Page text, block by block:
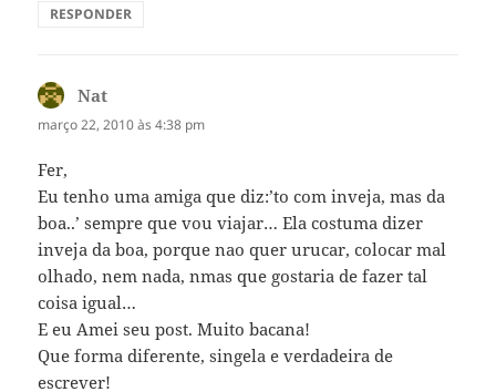
RESPONDER
Nat
março 22, 2010 às 4:38 pm
Fer,
Eu tenho uma amiga que diz:’to com inveja, mas da
boa..’ sempre que vou viajar… Ela costuma dizer
inveja da boa, porque nao quer urucar, colocar mal
olhado, nem nada, nmas que gostaria de fazer tal
coisa igual…
E eu Amei seu post. Muito bacana!
Que forma diferente, singela e verdadeira de
escrever!